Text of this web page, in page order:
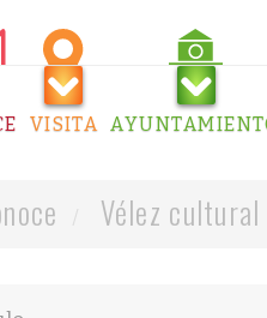
VISITA
Vélez cultural